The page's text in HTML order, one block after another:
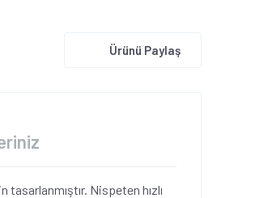
Ürünü Paylaş
Nispeten hızlı